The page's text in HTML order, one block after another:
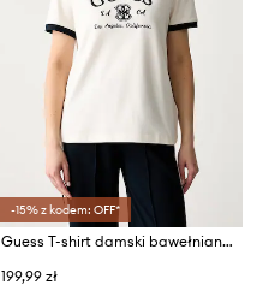
-15% z kodem: OFF*
Guess T-shirt damski bawełniany z elastanem HOSHI
199,99 zł